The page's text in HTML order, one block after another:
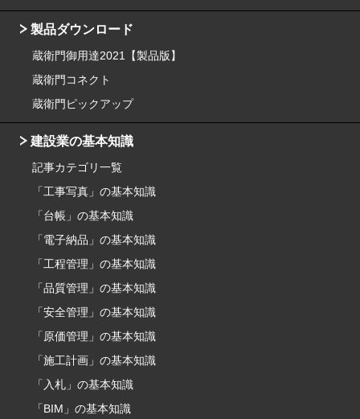
製品ダウンロード
蔵衛門御用達2021【製品版】
蔵衛門コネクト
蔵衛門ピックアップ
建設業の基本知識
記事カテゴリ一覧
「工事写真」の基本知識
「台帳」の基本知識
「電子納品」の基本知識
「工程管理」の基本知識
「品質管理」の基本知識
「安全管理」の基本知識
「原価管理」の基本知識
「施工計画」の基本知識
「入札」の基本知識
「BIM」の基本知識